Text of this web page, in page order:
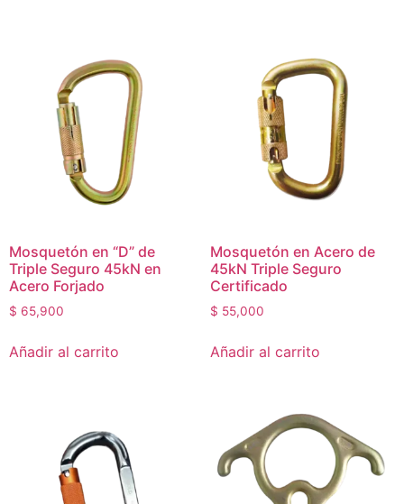
Mosquetón en “D” de
Triple Seguro 45kN en
Acero Forjado
$ 65,900
Añadir al carrito
Mosquetón en Acero de
45kN Triple Seguro
Certificado
$ 55,000
Añadir al carrito